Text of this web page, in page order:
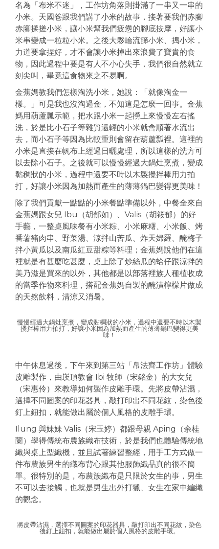
名為「布米不迷」，工作坊角落則掛滿了一串又一串的
小米。天國爸跟我們講了小米的故事，接著要我們赤腳
赤腳揉搓小米，讓小米幫我們疲憊的腳底按摩，好讓小
米串變成一粒粒小米。之後大夥輪流篩小米、搗小米，
力道要拿捏好，才不會讓小米掉出來浪費了寶貴的食
物，因此過程中要是有人不小心失手，我們很自然就立
刻尖叫，畢竟這食物來之不易啊。
金蕉媽教我們怎樣淘洗小米，她說：「就像淘金一
樣。」可是我也沒淘過金，不知這是怎麼一回事。金蕉
媽用葫蘆瓢示範，把水跟小米一起撈上來慢慢左右搖
洗，於是比小石子等雜質還輕的小米就會順著水流出
去，而小石子等因為比較重則會留在葫蘆瓢裡。這裡的
小米是直接在帆布上經過日曬處理，所以這樣的洗方可
以去除小石子。之後就可以慢慢經過大鍋灶烹煮，變成
黏稠狀的小米，過程中還要不時以木製攪拌棒用力拍
打，好讓小米因為加熱而產生的薄薄鍋巴變得更美味！
除了我們貢獻一點點的小米餐點準備以外，中餐全來自
金蕉媽跟女兒 Ibu（胡郁如）、Valis（胡筱郁）的好
手藝，一整桌風味餐有小米粽、小米麻糬、小米飯、烤
番薯豬肉串、野菜湯、涼拌山苦瓜、炸天婦羅、醃梅子
拌小黃瓜以及南瓜紅豆甜粽等料理；金蕉媽說他們在這
裡就是有甚麼吃甚麼，桌上除了炒絲瓜的蛤仔跟涼拌的
美乃滋是買來的以外，其他都是以部落裡族人種植收成
的當季作物來料理，搭配金蕉媽自製的醃漬檸檬片做成
的天然飲料，清涼又消暑。
慢慢經過大鍋灶烹煮，變成黏稠狀的小米，過程中還要不時以木製
攪拌棒用力拍打，好讓小米因為加熱而產生的薄薄鍋巴變得更美
味！
中午休息過後，下午來到第三站「帛法齊工作坊」體驗
皮雕製作，由崁頂教會 Ibi 牧師（宋銘金）的大女兒
（宋惠伶）來教導如何製作皮雕手環。先將皮帶沾濕，
選擇不同圖案的印花器具，敲打印出不同花紋，染色後
釘上鈕扣，就能做出屬於個人風格的皮雕手環。
Ilung 與妹妹 Valis（宋玉婷）都跟母親 Aping（余桂
蘭）學得傳統布農族織布技術，於是我們也體驗傳統地
織與桌上型織機，並且試著練習整經，用手工方式做一
件布農族男生的織布背心跟其他服飾織品真的很不簡
單。很特別的是，布農族織布是只限於女生的事，男生
不可以去接觸，也就是男生出外打獵、女生在家中編織
的觀念。
將皮帶沾濕，選擇不同圖案的印花器具，敲打印出不同花紋，染色
後釘上鈕扣，就能做出屬於個人風格的皮雕手環。